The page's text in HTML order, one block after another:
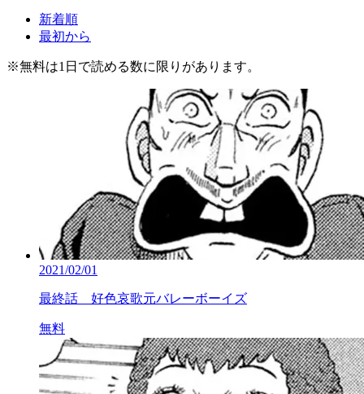
新着順
最初から
※無料は1日で読める数に限りがあります。
2021/02/01
最終話 好色哀歌元バレーボーイズ
無料